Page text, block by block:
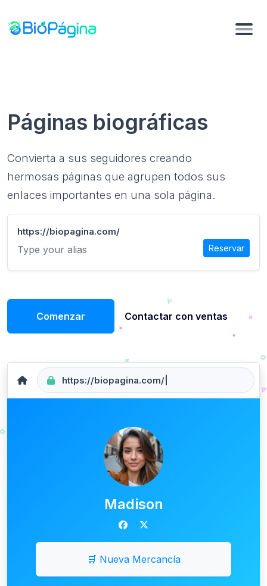
Páginas biográficas
Convierta a sus seguidores creando
hermosas páginas que agrupen todos sus
enlaces importantes en una sola página.
https://biopagina.com/
Reservar
Comenzar Contactar con ventas
https://biopagina.com/
Madison
🛒 Nueva Mercancía